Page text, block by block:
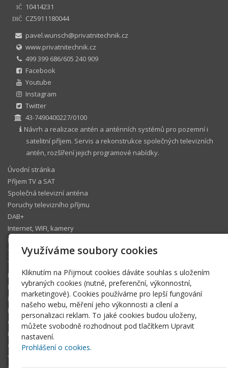
IČ 10414231
DIČ
CZ5911180044
pavel.wunsch@privatnitechnik.cz
www.privatnitechnik.cz
499 399 686/605 240 909
Facebook
Youtube
Instagram
Twitter
43-7490400227/0100
Návrh a realizace antén a anténních systémů pro pozemní i
satelitní příjem. Servis a rekonstrukce společných televizních
antén, rozšíření jejich programové nabídky.
Úvodní stránka
Příjem TV a SAT
Společná televizní anténa
Poruchy televizního příjmu
DAB+
Internet, WIFI, kamery
IP telefonie
Televizní operátoři
Technický koutek
Ke stažení
Fotogalerie
Pomáhám
Blog
Členská sekce
FAQ
O tomto webu
Volné termíny
Využíváme soubory cookies
Kliknutím na Přijmout cookies dáváte souhlas s uložením
vybraných cookies (nutné, preferenční, výkonnostní,
marketingové). Cookies používáme pro lepší fungování
našeho webu, měření jeho výkonnosti a cílení a
personalizaci reklam. To jaké cookies budou uloženy,
můžete svobodně rozhodnout pod tlačítkem Upravit
nastavení.
Prohlášení o cookies.